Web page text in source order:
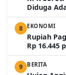
Diduga
8 EKONOMI
Rupiah
Rp 16.445
9 BERITA